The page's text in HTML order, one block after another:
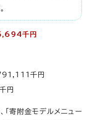
千円
千円
円
「寄附金モデルメニュー